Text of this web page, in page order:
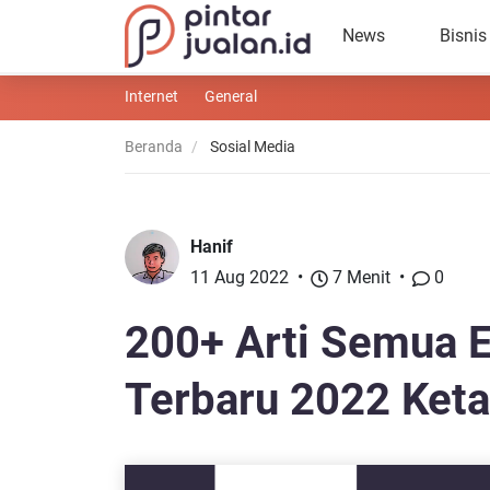
News Bisnis
Internet General
Beranda Sosial Media
200+ Arti Semua
Terbaru 2022
Hanif
11 Aug 2022
7 Menit 0